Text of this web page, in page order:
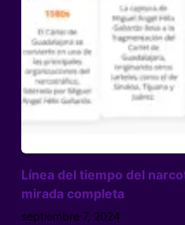
Línea del tiempo del
mirada completa
septiembre 7, 2024